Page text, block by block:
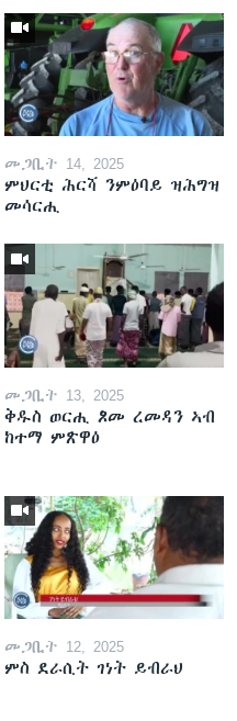
መጋቢት 14, 2025
ምህርቲ ሕርሻ ንምዕባይ ዝሕግዝ
መሳርሒ
መጋቢት 13, 2025
ቅዱስ ወርሒ ጾመ ረመዳን ኣብ
ከተማ ምጽዋዕ
መጋቢት 12, 2025
ምስ ደራሲት ገነት ይብራህ